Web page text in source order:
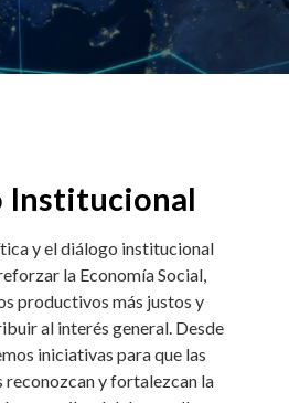
Institucional
y el diálogo institucional
la Economía Social,
productivos más justos y
al interés general. Desde
iniciativas para que las
y fortalezcan la